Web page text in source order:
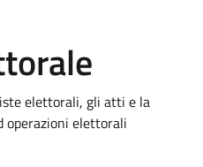
elettorali, gli atti e la
operazioni elettorali